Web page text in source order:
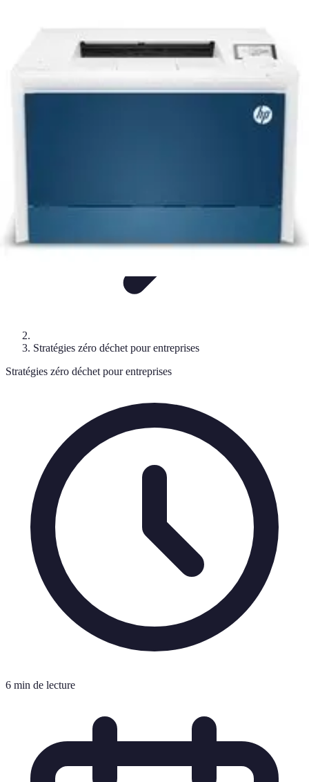
Entreprise Zéro Déchet
Stratégies zéro déchet pour entreprises
Stratégies zéro déchet pour entreprises
6 min de lecture